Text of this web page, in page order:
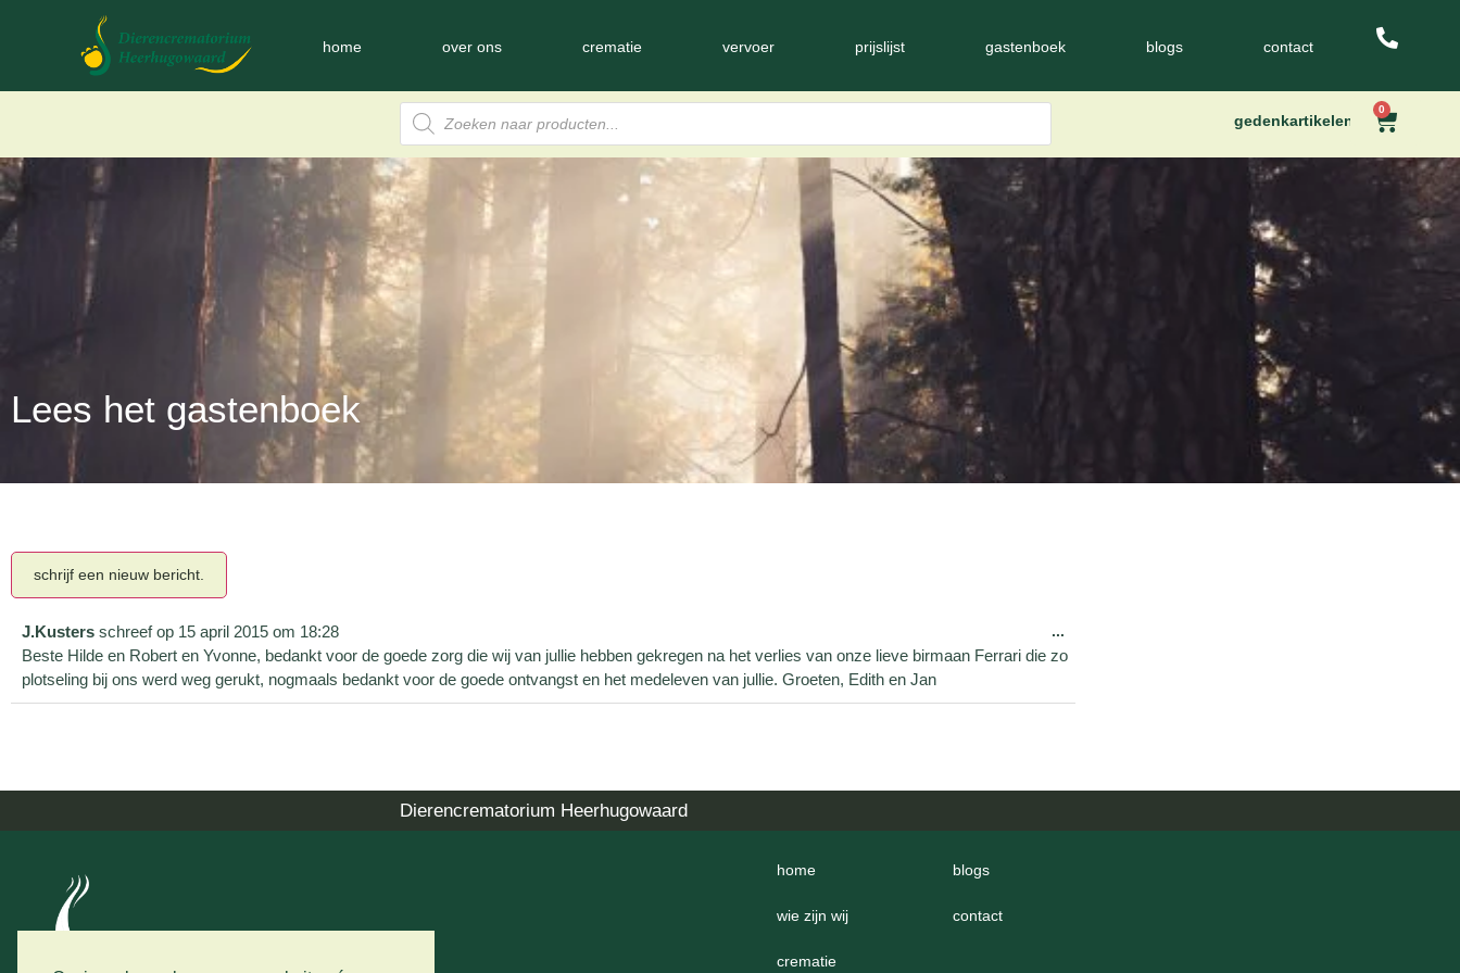
home over ons crematie vervoer prijslijst gastenboek blogs contact
gedenkartikelen
0
Lees het gastenboek
J.Kusters schreef op 15 april 2015 om 18:28
Beste Hilde en Robert en Yvonne, bedankt voor de goede zorg die wij van jullie hebben gekregen na het verlies van onze lieve birmaan Ferrari die zo
plotseling bij ons werd weg gerukt, nogmaals bedankt voor de goede ontvangst en het medeleven van jullie. Groeten, Edith en Jan
...
Dierencrematorium Heerhugowaard
home
wie zijn wij
crematie
blogs
contact